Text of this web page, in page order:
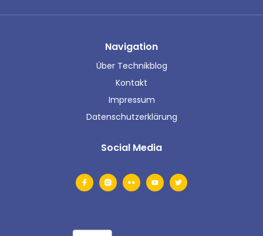
Navigation
Über Technikblog
Kontakt
Impressum
Datenschutzerklärung
Social Media